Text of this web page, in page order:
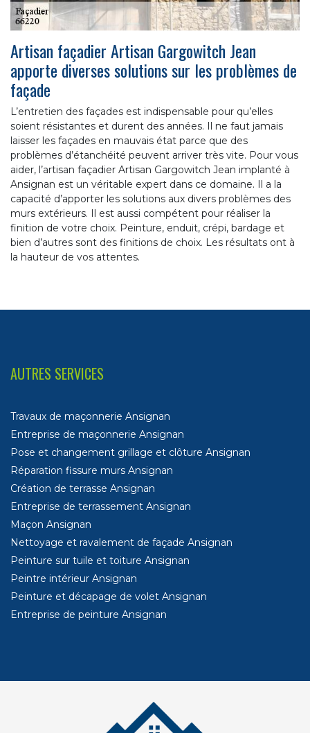
Artisan façadier Artisan Gargowitch Jean
apporte diverses solutions sur les problèmes de
façade
L’entretien des façades est indispensable pour qu’elles
soient résistantes et durent des années. Il ne faut jamais
laisser les façades en mauvais état parce que des
problèmes d’étanchéité peuvent arriver très vite. Pour vous
aider, l’artisan façadier Artisan Gargowitch Jean implanté à
Ansignan est un véritable expert dans ce domaine. Il a la
capacité d’apporter les solutions aux divers problèmes des
murs extérieurs. Il est aussi compétent pour réaliser la
finition de votre choix. Peinture, enduit, crépi, bardage et
bien d’autres sont des finitions de choix. Les résultats ont à
la hauteur de vos attentes.
AUTRES SERVICES
Travaux de maçonnerie Ansignan
Entreprise de maçonnerie Ansignan
Pose et changement grillage et clôture Ansignan
Réparation fissure murs Ansignan
Création de terrasse Ansignan
Entreprise de terrassement Ansignan
Maçon Ansignan
Nettoyage et ravalement de façade Ansignan
Peinture sur tuile et toiture Ansignan
Peintre intérieur Ansignan
Peinture et décapage de volet Ansignan
Entreprise de peinture Ansignan